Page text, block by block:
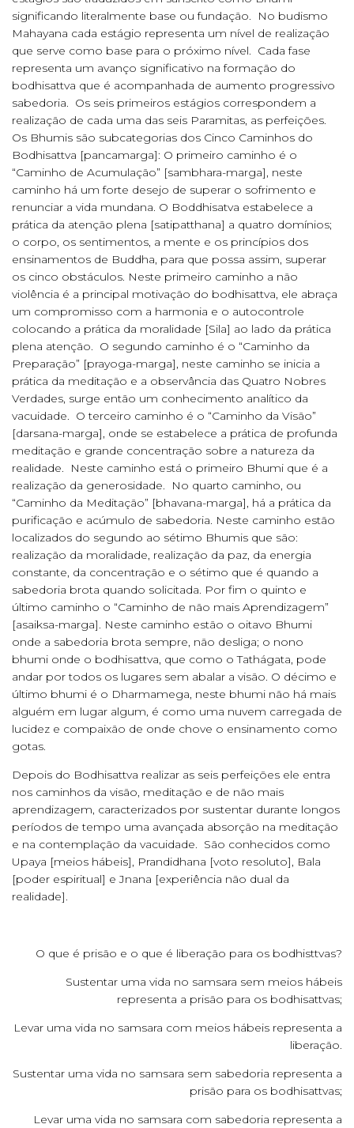
significando literalmente base ou fundação. No budismo
Mahayana cada estágio representa um nível de realização
que serve como base para o próximo nível. Cada fase
representa um avanço significativo na formação do
bodhisattva que é acompanhada de aumento progressivo
sabedoria. Os seis primeiros estágios correspondem a
realização de cada uma das seis Paramitas, as perfeições.
Os Bhumis são subcategorias dos Cinco Caminhos do
Bodhisattva [pancamarga]: O primeiro caminho é o
“Caminho de Acumulação” [sambhara-marga], neste
caminho há um forte desejo de superar o sofrimento e
renunciar a vida mundana. O Boddhisatva estabelece a
prática da atenção plena [satipatthana] a quatro domínios;
o corpo, os sentimentos, a mente e os princípios dos
ensinamentos de Buddha, para que possa assim, superar
os cinco obstáculos. Neste primeiro caminho a não
violência é a principal motivação do bodhisattva, ele abraça
um compromisso com a harmonia e o autocontrole
colocando a prática da moralidade [Sila] ao lado da prática
plena atenção. O segundo caminho é o “Caminho da
Preparação” [prayoga-marga], neste caminho se inicia a
prática da meditação e a observância das Quatro Nobres
Verdades, surge então um conhecimento analítico da
vacuidade. O terceiro caminho é o “Caminho da Visão”
[darsana-marga], onde se estabelece a prática de profunda
meditação e grande concentração sobre a natureza da
realidade. Neste caminho está o primeiro Bhumi que é a
realização da generosidade. No quarto caminho, ou
“Caminho da Meditação” [bhavana-marga], há a prática da
purificação e acúmulo de sabedoria. Neste caminho estão
localizados do segundo ao sétimo Bhumis que são:
realização da moralidade, realização da paz, da energia
constante, da concentração e o sétimo que é quando a
sabedoria brota quando solicitada. Por fim o quinto e
último caminho o “Caminho de não mais Aprendizagem”
[asaiksa-marga]. Neste caminho estão o oitavo Bhumi
onde a sabedoria brota sempre, não desliga; o nono
bhumi onde o bodhisattva, que como o Tathágata, pode
andar por todos os lugares sem abalar a visão. O décimo e
último bhumi é o Dharmamega, neste bhumi não há mais
alguém em lugar algum, é como uma nuvem carregada de
lucidez e compaixão de onde chove o ensinamento como
gotas.
Depois do Bodhisattva realizar as seis perfeições ele entra
nos caminhos da visão, meditação e de não mais
aprendizagem, caracterizados por sustentar durante longos
períodos de tempo uma avançada absorção na meditação
e na contemplação da vacuidade. São conhecidos como
Upaya [meios hábeis], Prandidhana [voto resoluto], Bala
[poder espiritual] e Jnana [experiência não dual da
realidade].
O que é prisão e o que é liberação para os bodhisttvas?
Sustentar uma vida no samsara sem meios hábeis
representa a prisão para os bodhisattvas;
Levar uma vida no samsara com meios hábeis representa a
liberação.
Sustentar uma vida no samsara sem sabedoria representa a
prisão para os bodhisattvas;
Levar uma vida no samsara com sabedoria representa a